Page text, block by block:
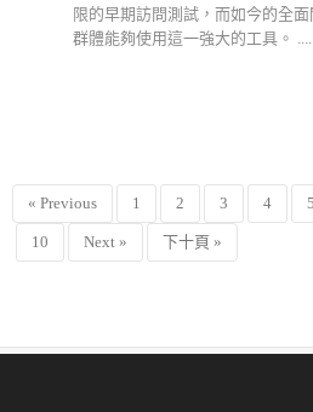
限的早期訪問測試，而如今的全
群體能夠使用這一強大的工具。
« Previous 1 2 3 4 5
10 Next » 下十頁 »